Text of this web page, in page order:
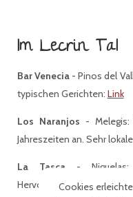
Im Lecrin Tal
Bar Venecia- Pinos del
typischen Gerichten: Link
Los Naranjos -
Jahreszeiten an. Sehr
La Tasca - Niguelas:
Hervorragendes Qualität
Cookies